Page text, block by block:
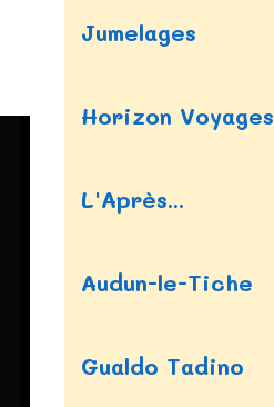
Jumelages
Horizon Voyages
L'Après...
Audun-le-Tiche
Gualdo Tadino